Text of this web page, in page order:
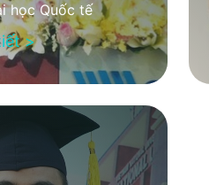
học Quốc tế
>